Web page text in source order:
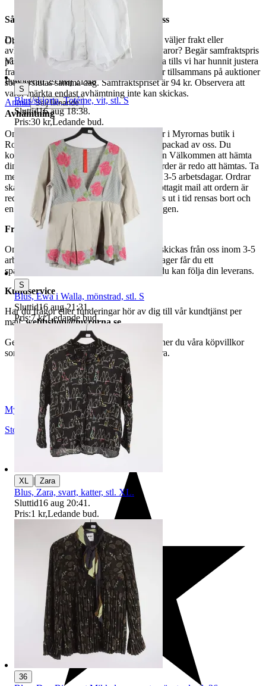
Så här går det till när du handlar hos oss
Du betalar din order direkt på Tradera och väljer frakt eller
avhämtning. Vill du att vi samfraktar fler varor? Begär samfraktspris
på din Traderasida och vänta med att betala tills vi har hunnit justera
fraktpriset. Vi samfraktar upp till fyra varor tillsammans på auktioner
som avslutas samma dag. Samfraktspriset är 94 kr. Observera att
varor märkta endast avhämtning inte kan skickas.
Avhämtning
Om du väljer avhämtning hämtas din order i Myrornas butik i
Ropsten, Kolargatan 2 efter den har blivit packad av oss. Du
kommer att få ett separat mail med rubriken Välkommen att hämta
din order på Myrorna i Ropsten! när din order är redo att hämtas. Ta
med legitimation. Hanteringstiden är cirka 3-5 arbetsdagar. Ordrar
ska hämtas senast 7 dagar efter att man mottagit mail att ordern är
redo för avhämtning. Ordrar som ej hämtas ut i tid rensas bort och
en avgift på 84 kr dras av från återbetalningen.
Frakt
Om du har valt frakt kommer din vara att skickas från oss inom 3-5
arbetsdagar. När din vara har lämnat vårt lager får du ett
spårningsnummer av DSV inom kort där du kan följa din leverans.
Kundservice
Har du frågor eller funderingar hör av dig till vår kundtjänst per
mail:webbshop@myrorna.se.
Genom att buda på våra annonser godkänner du våra köpvillkor
som du hittar på vår infosida här på Tradera.
Objektnr
733 915 039
Visningar
134
Publicerad 29 maj 21:48
Anmäl Sälj liknande
Myrorna
Stockholm,Sverige
S
Blus/skjorta, Totéme, vit, stl. S
Sluttid16 aug 18:38.
Pris:30 kr,Ledande bud.
S
Blus, Ewa i Walla, mönstrad, stl. S
Sluttid16 aug 21:31 .
Pris:7 kr,Ledande bud.
XL | Zara
Blus, Zara, svart, katter, stl. XL.
Sluttid16 aug 20:41 .
Pris:1 kr,Ledande bud.
36